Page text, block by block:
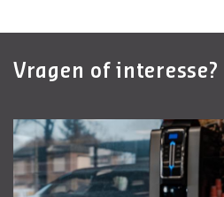
Vragen of interesse?